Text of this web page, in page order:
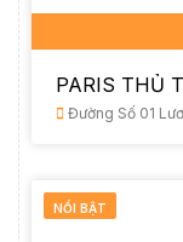
PARIS THỦ
Đường Số 01
NỔI BẬT